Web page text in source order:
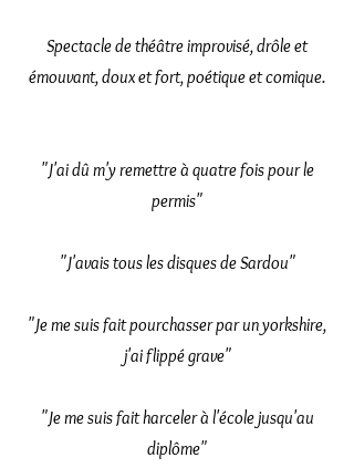
Spectacle de théâtre improvisé, drôle et
émouvant, doux et fort, poétique et comique.
"J'ai dû m'y remettre à quatre fois pour le
permis"
"J'avais tous les disques de Sardou"
"Je me suis fait pourchasser par un yorkshire,
j'ai flippé grave"
"Je me suis fait harceler à l'école jusqu'au
diplôme"